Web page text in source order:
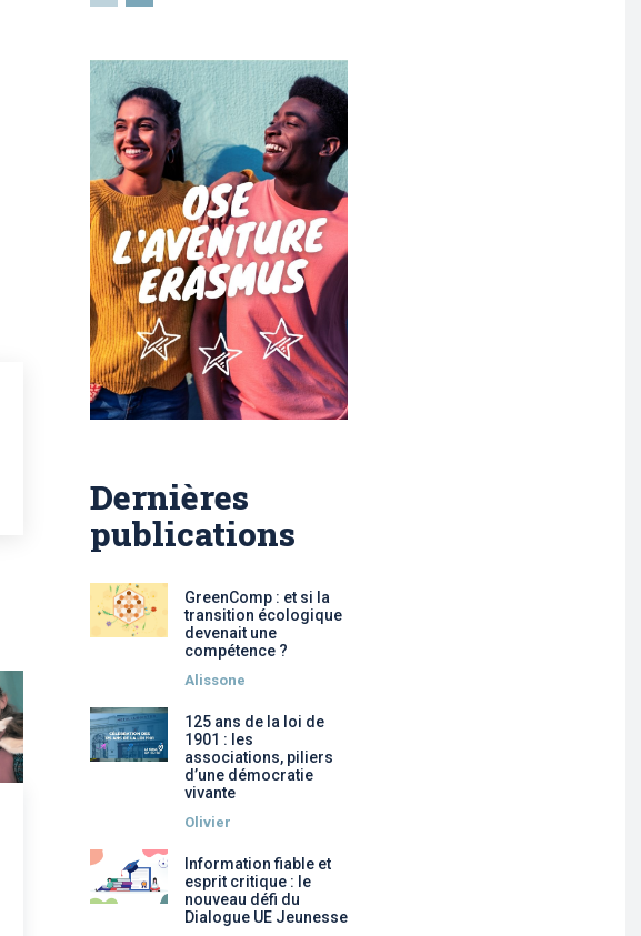
Dernières
publications
GreenComp : et si la
transition écologique
devenait une
compétence ?
Alissone
125 ans de la loi de
1901 : les
associations, piliers
d’une démocratie
vivante
Olivier
Information fiable et
esprit critique : le
nouveau défi du
Dialogue UE Jeunesse